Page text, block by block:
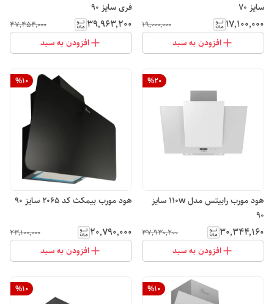
سایز 70
۱۷٬۱۰۰٬۰۰۰ ۱۹٬۰۰۰٬۰۰۰
افزودن به سبد
فری سایز 90
۳۹٬۹۶۳٬۲۰۰ ۴۷٬۴۵۴٬۰۰۰
افزودن به سبد
%20
هود مورب رابیتس مدل 110w سایز
90
۳۰٬۳۴۴٬۱۶۰ ۳۷٬۹۳۰٬۲۰۰
افزودن به سبد
%10
هود مورب بیمکث کد 2065 سایز 90
۲۰٬۷۹۰٬۰۰۰ ۲۳٬۱۰۰٬۰۰۰
افزودن به سبد
%10
%10